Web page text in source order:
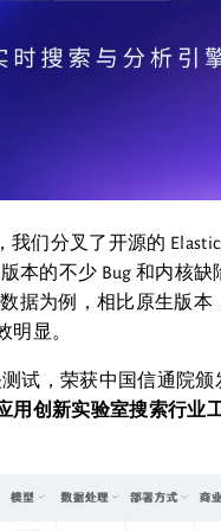
们分叉了开源的
本的不少 Bug 和内核
据为例，相比原生版本
明显。
测试，荣获中国信通院
用创新实验室搜索行业